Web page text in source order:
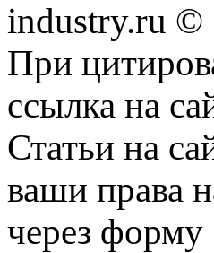
industry.ru ©
При
ссылка на
Статьи на
ваши права
через